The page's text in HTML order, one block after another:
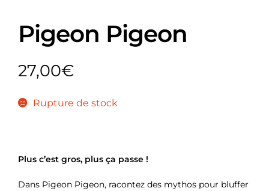
Pigeon Pigeon
27,00€
Rupture de stock
Plus c’est gros, plus ça passe !
Dans Pigeon Pigeon, racontez des mythos pour bluffer